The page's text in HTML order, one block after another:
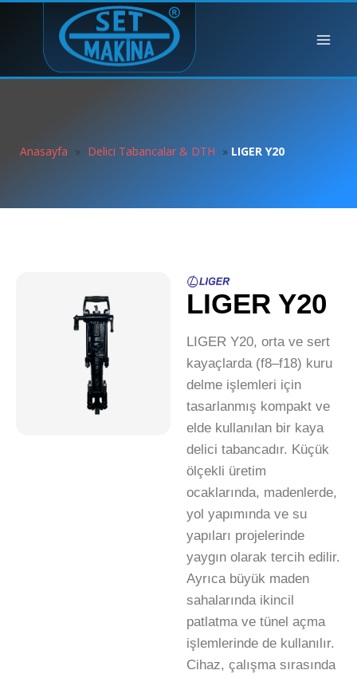
Anasayfa » Delici Tabancalar & DTH » LIGER Y20
LIGER Y20
LIGER Y20, orta ve sert
kayaçlarda (f8–f18) kuru
delme işlemleri için
tasarlanmış kompakt ve
elde kullanılan bir kaya
delici tabancadır. Küçük
ölçekli üretim
ocaklarında, madenlerde,
yol yapımında ve su
yapıları projelerinde
yaygın olarak tercih edilir.
Ayrıca büyük maden
sahalarında ikincil
patlatma ve tünel açma
işlemlerinde de kullanılır.
Cihaz, çalışma sırasında